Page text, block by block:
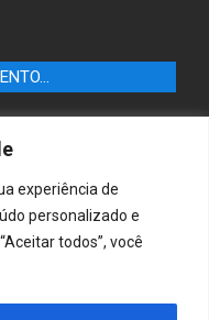
experiência de
personalizado e
todos”, você
empresas e serviços